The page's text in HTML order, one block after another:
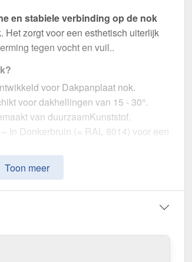
en stabiele verbinding op de nok
Het zorgt voor een esthetisch uiterlijk
tegen vocht en vuil..
voor Dakpanplaat nok.
voor dakhellingen van 15 - 30°.
van duurzaamKunststof.
– In Donkerbruin (≈ RAL 8014) voor een
– Voor een veilige & visueel
Toon meer